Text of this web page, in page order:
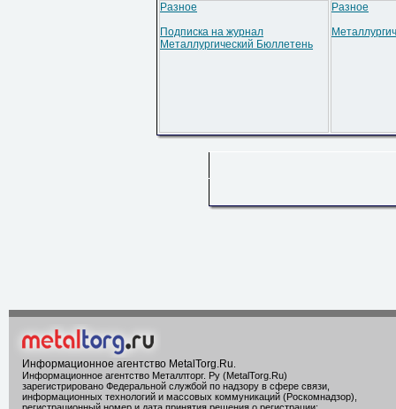
Разное
Подписка на журнал
Металлургический Бюллетень
Разное
Информационное агентство MetalTorg.Ru
Информационное агентство Металлторг. Ру (MetalTorg.Ru)
зарегистрировано Федеральной службой по надзору в сфере связи,
информационных технологий и массовых коммуникаций (Роскомнадзор),